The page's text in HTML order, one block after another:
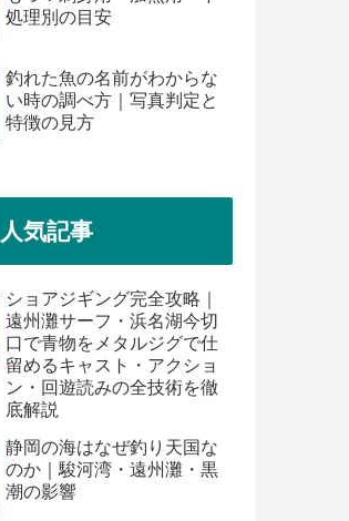
処理別の目安
釣れた魚の名前がわからな
い時の調べ方｜写真判定と
特徴の見方
人気記事
ショアジギング完全攻略｜
遠州灘サーフ・浜名湖今切
口で青物をメタルジグで仕
留めるキャスト・アクショ
ン・回遊読みの全技術を徹
底解説
静岡の海はなぜ釣り天国な
のか｜駿河湾・遠州灘・黒
潮の影響